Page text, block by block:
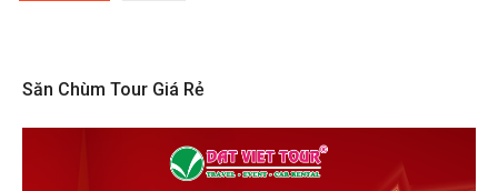
Săn Chùm Tour Giá Rẻ